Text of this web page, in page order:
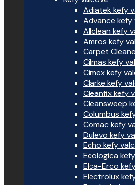
Adiatek kefy
Advance kefy
Allclean kefy
Amros kefy
Carpet
Cilmas kefy
Cimex kefy
Clarke kefy
Cleanfix kefy
Cleansweep
Columbus
Comac kefy
Dulevo kefy
Echo kefy
Ecologica
Elca-Erco
Electrolux